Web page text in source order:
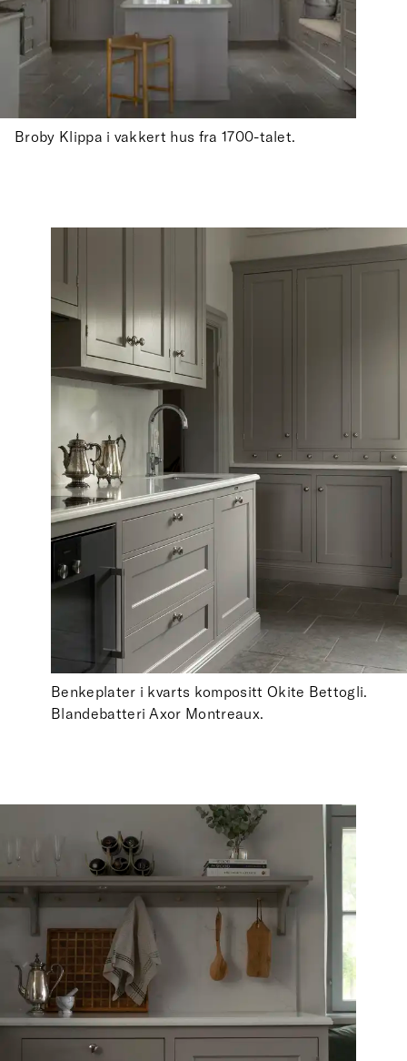
Broby Klippa i vakkert hus fra 1700-talet.
Benkeplater i kvarts kompositt Okite Bettogli.
Blandebatteri Axor Montreaux.